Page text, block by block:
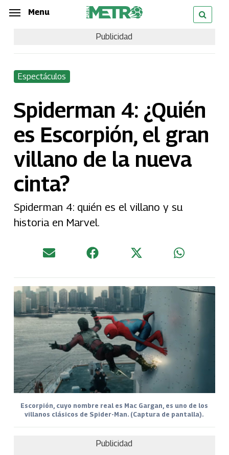
Skip
content
Menu
Publicidad
Espectáculos
Spiderman 4: ¿Quién
es Escorpión, el gran
villano de la nueva
cinta?
Spiderman 4: quién es el villano y su
historia en Marvel.
Escorpión, cuyo nombre real es Mac Gargan, es uno de los
villanos clásicos de Spider-Man. (Captura de pantalla).
Publicidad
Menu